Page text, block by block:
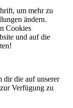
um mehr zu
ändern.
Cookies
und auf die
dir die auf unserer
Verfügung zu